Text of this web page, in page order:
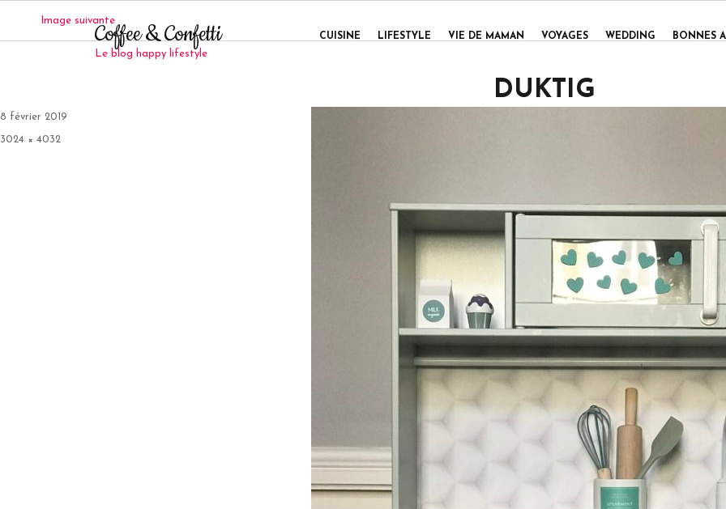
Coffee & Confetti
Le blog happy lifestyle
CUISINE LIFESTYLE VIE DE MAMAN VOYAGES WEDDING BONNES
Image suivante
DUKTIG
Publié
le
8 février 2019
Taille
3024 × 4032